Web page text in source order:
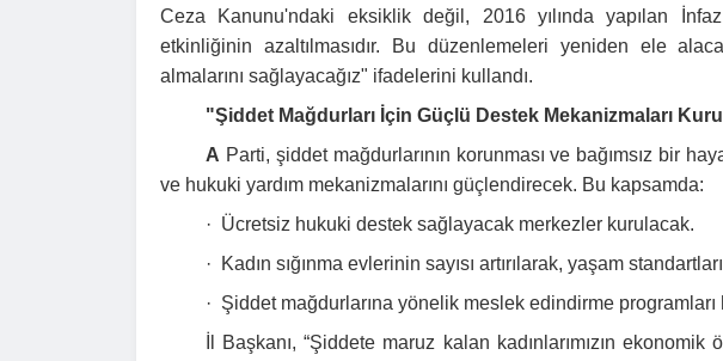
Ceza Kanunu'ndaki eksiklik değil, 2016 yılında yapılan
etkinliğinin azaltılmasıdır. Bu düzenlemeleri yeniden ele
almalarını sağlayacağız" ifadelerini kullandı.
"Şiddet Mağdurları İçin Güçlü Destek Mekanizmaları
A Parti, şiddet mağdurlarının korunması ve bağımsız bir
ve hukuki yardım mekanizmalarını güçlendirecek. Bu kapsamda:
· Ücretsiz hukuki destek sağlayacak merkezler kurulacak.
·
Kadın sığınma evlerinin sayısı artırılarak, yaşam
· Şiddet mağdurlarına yönelik meslek edindirme
İl Başkanı, “Şiddete maruz kalan kadınlarımızın